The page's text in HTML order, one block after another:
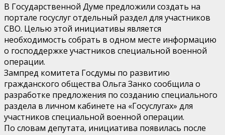
В Государственной Думе предложили создать на
портале госуслуг отдельный раздел для участников
СВО. Целью этой инициативы является
необходимость собрать в одном месте информацию
о господдержке участников специальной военной
операции.
Зампред комитета Госдумы по развитию
гражданского общества Ольга Занко сообщила о
разработке предложения по созданию специального
раздела в личном кабинете на «Госуслугах» для
участников специальной военной операции.
По словам депутата, инициатива появилась после